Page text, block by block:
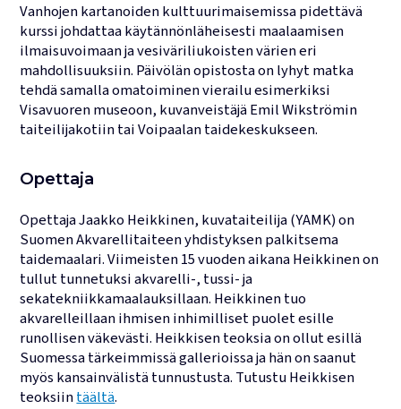
Vanhojen kartanoiden kulttuurimaisemissa pidettävä
kurssi johdattaa käytännönläheisesti maalaamisen
ilmaisuvoimaan ja vesiväriliukoisten värien eri
mahdollisuuksiin. Päivölän opistosta on lyhyt matka
tehdä samalla omatoiminen vierailu esimerkiksi
Visavuoren museoon, kuvanveistäjä Emil Wikströmin
taiteilijakotiin tai Voipaalan taidekeskukseen.
Opettaja
Opettaja Jaakko Heikkinen, kuvataiteilija (YAMK) on
Suomen Akvarellitaiteen yhdistyksen palkitsema
taidemaalari. Viimeisten 15 vuoden aikana Heikkinen on
tullut tunnetuksi akvarelli-, tussi- ja
sekatekniikkamaalauksillaan. Heikkinen tuo
akvarelleillaan ihmisen inhimilliset puolet esille
runollisen väkevästi. Heikkisen teoksia on ollut esillä
Suomessa tärkeimmissä gallerioissa ja hän on saanut
myös kansainvälistä tunnustusta. Tutustu Heikkisen
teoksiintäältä.